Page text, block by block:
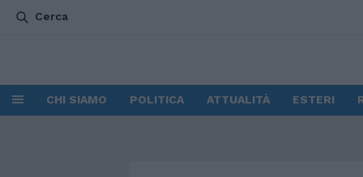
Cerca
CHI SIAMO POLITICA ATTUALITÀ ESTERI